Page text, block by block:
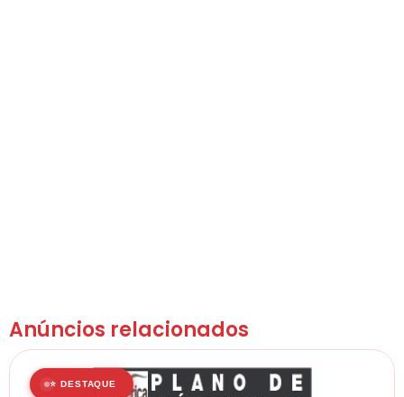
Anúncios relacionados
⭐ DESTAQUE